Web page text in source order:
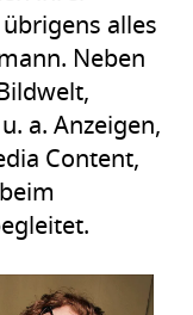
alles
Neben
a. Anzeigen,
Content,